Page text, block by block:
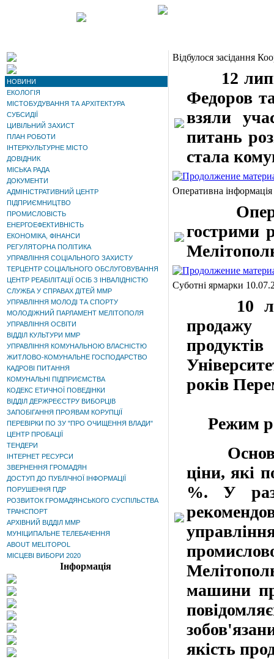
НОВИНИ
ЕКОЛОГІЯ
МІСТОБУДУВАННЯ ТА АРХІТЕКТУРА
СУБСИДІЇ
ЦИВІЛЬНИЙ ЗАХИСТ
ПЛАН РОБОТИ
ІНТЕРКУЛЬТУРНЕ МІСТО
ДОВІДНИК
МІСЬКА РАДА
ДОКУМЕНТИ
АДМІНІСТРАТИВНИЙ ЦЕНТР
ПІДПРИЄМНИЦТВО
ПРОМИСЛОВІСТЬ
ЕНЕРГОЕФЕКТИВНІСТЬ
ЕКОНОМІКА, ФІНАНСИ
РЕГУЛЯТОРНА ПОЛІТИКА
УПРАВЛІННЯ СОЦІАЛЬНОГО ЗАХИСТУ
ТЕРЦЕНТР СОЦІАЛЬНОГО ОБСЛУГОВУВАННЯ
ЦЕНТР РЕАБІЛІТАЦІЇ ОСІБ З ІНВАЛІДНІСТЮ
СЛУЖБА У СПРАВАХ ДІТЕЙ ММР
УПРАВЛІННЯ МОЛОДІ ТА СПОРТУ
МОЛОДІЖНИЙ ПАРЛАМЕНТ МЕЛІТОПОЛЯ
УПРАВЛІННЯ ОСВІТИ
ВІДДІЛ КУЛЬТУРИ ММР
УПРАВЛІННЯ КОМУНАЛЬНОЮ ВЛАСНІСТЮ
ЖИТЛОВО-КОМУНАЛЬНЕ ГОСПОДАРСТВО
КАДРОВІ ПИТАННЯ
КОМУНАЛЬНІ ПІДПРИЄМСТВА
КОДЕКС ЕТИЧНОЇ ПОВЕДІНКИ
ВІДДІЛ ДЕРЖРЕЄСТРУ ВИБОРЦІВ
ЗАПОБІГАННЯ ПРОЯВАМ КОРУПЦІЇ
ПЕРЕВІРКИ ПО ЗУ "ПРО ОЧИЩЕННЯ ВЛАДИ"
ЦЕНТР ПРОБАЦІЇ
ТЕНДЕРИ
ІНТЕРНЕТ РЕСУРСИ
ЗВЕРНЕННЯ ГРОМАДЯН
ДОСТУП ДО ПУБЛІЧНОЇ ІНФОРМАЦІЇ
ПОРУШЕННЯ ПДР
РОЗВИТОК ГРОМАДЯНСЬКОГО СУСПІЛЬСТВА
ТРАНСПОРТ
АРХІВНИЙ ВІДДІЛ ММР
МУНІЦИПАЛЬНЕ ТЕЛЕБАЧЕННЯ
ABOUT MELITOPOL
МІСЦЕВІ ВИБОРИ 2020
Інформація
Відбулося засідання
12 липня
Федоров
взяли
питань
стала
Оперативна
гострими
Суботні ярмарки
10
продажу
продуктів
років
Режим
ціни, які
%. У
машини
якість